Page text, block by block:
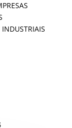
INDUSTRIAIS